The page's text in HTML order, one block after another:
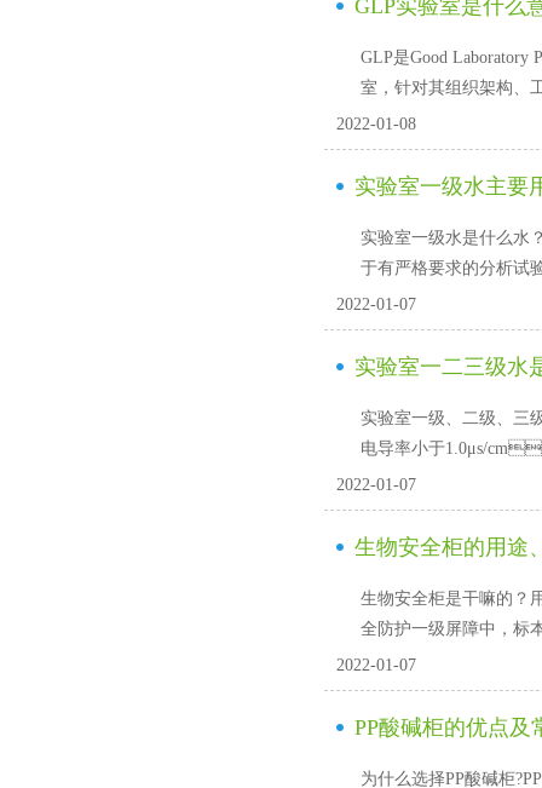
GLP实验室是什么
GLP是Good Laboratory
室，针对其组织架构
2022-01-08
实验室一级水主要
实验室一级水是什么水
于有严格要求的分析试验
2022-01-07
实验室一二三级水是
实验室一级、二级、
电导率小于1.0μs/
2022-01-07
生物安全柜的用途
生物安全柜是干嘛的？
全防护一级屏障中，
2022-01-07
PP酸碱柜的优点及
为什么选择PP酸碱柜?PP